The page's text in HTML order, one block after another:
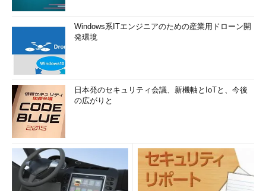
Windows系ITエンジニアのための産業用ドローン開
発環境
日本発のセキュリティ会議、新機軸とIoTと、今後
の広がりと